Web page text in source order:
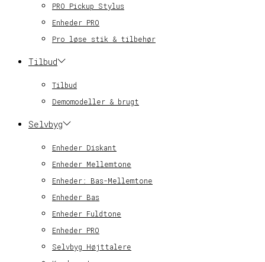
PRO Pickup Stylus
Enheder PRO
Pro løse stik & tilbehør
Tilbud
Tilbud
Demomodeller & brugt
Selvbyg
Enheder Diskant
Enheder Mellemtone
Enheder: Bas-Mellemtone
Enheder Bas
Enheder Fuldtone
Enheder PRO
Selvbyg Højttalere